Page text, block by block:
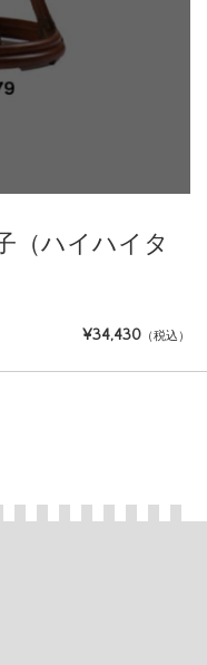
（ハイハイタ
¥34,430 （税込）